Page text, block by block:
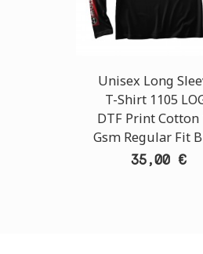
Unisex Long
T-Shirt 1105
DTF Print Cotton
Gsm Regular Fit
35,00 €